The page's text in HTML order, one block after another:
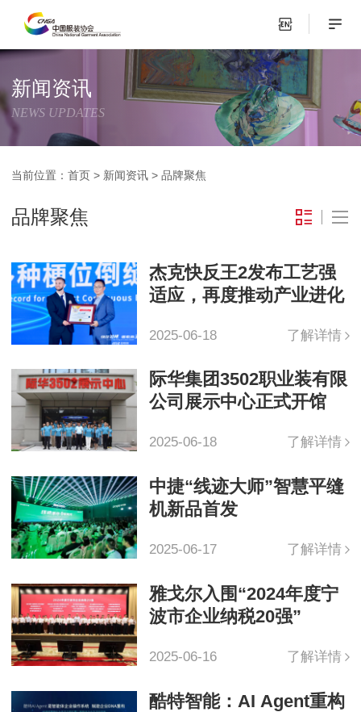
新闻资讯
NEWS UPDATES
当前位置：首页 > 新闻资讯 >品牌聚焦
品牌聚焦
杰克快反王2发布工艺强
适应，再度推动产业进化
2025-06-18 了解详情
际华集团3502职业装有限
公司展示中心正式开馆
2025-06-18 了解详情
中捷“线迹大师”智慧平缝
机新品首发
2025-06-17 了解详情
雅戈尔入围“2024年度宁
波市企业纳税20强”
2025-06-16 了解详情
酷特智能：AI Agent重构